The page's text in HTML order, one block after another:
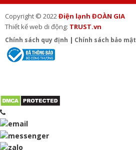
Copyright © 2022Điện lạnh ĐOÀN GIA
Thiết kế web di động: TRUST.vn
Chính sách quy định | Chính sách bảo mật